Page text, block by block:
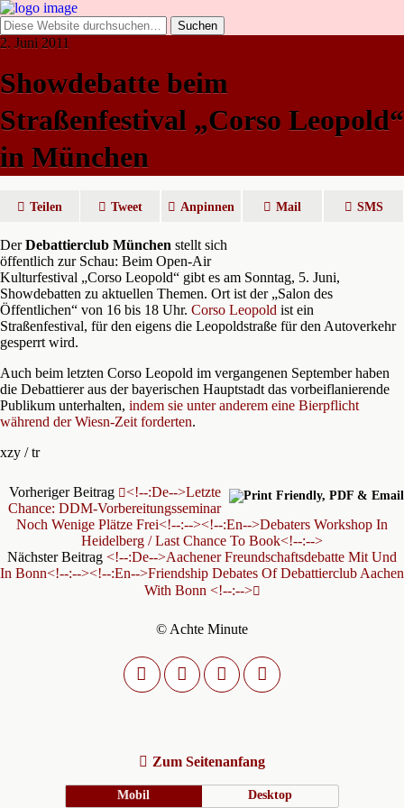
2. Juni 2011
Showdebatte beim
Straßenfestival „Corso Leopold“
in München
Teilen Tweet Anpinnen Mail SMS
DerDebattierclub München stellt sich
öffentlich zur Schau: Beim Open-Air
Kulturfestival „Corso Leopold“ gibt es am Sonntag, 5. Juni,
Showdebatten zu aktuellen Themen. Ort ist der „Salon des
Öffentlichen“ von 16 bis 18 Uhr. Corso Leopold ist ein
Straßenfestival, für den eigens die Leopoldstraße für den Autoverkehr
gesperrt wird.
Auch beim letzten Corso Leopold im vergangenen September haben
die Debattierer aus der bayerischen Hauptstadt das vorbeiflanierende
Publikum unterhalten, indem sie unter anderem eine Bierpflicht
während der Wiesn-Zeit forderten.
xzy / tr
Vorheriger Beitrag
<!--:de-->Letzte
Chance: DDM-Vorbereitungsseminar
Noch Wenige Plätze Frei<!--:--><!--:en-->Debaters Workshop In
Heidelberg / Last Chance To Book<!--:-->
Nächster Beitrag <!--:de-->Aachener Freundschaftsdebatte Mit Und
In Bonn<!--:--><!--:en-->Friendship Debates Of Debattierclub Aachen
With Bonn <!--:-->
© Achte Minute
Zum Seitenanfang
Mobil Desktop